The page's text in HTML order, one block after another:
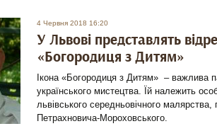
4 Червня 2018 16:20
У Львові представлять
«Богородиця з Дитям»
Ікона «Богородиця з Дитям» – важлива
українського мистецтва. Їй належить
львівського середньовічного
Петрахновича-Мороховського.